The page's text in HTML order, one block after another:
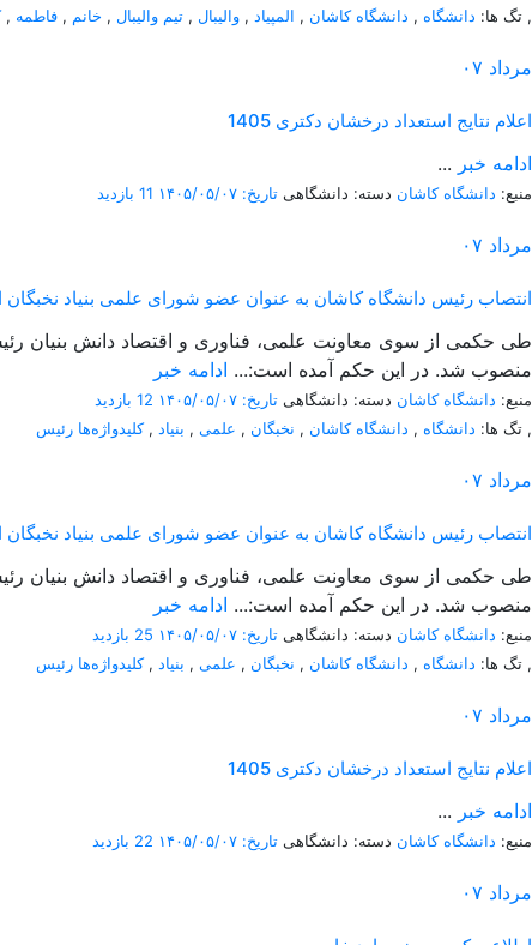
تگ ها: دانشگاه , دانشگاه کاشان , المپیاد , والیبال , تیم والیبال , خانم , فاطمه , ,
۰۷ مرداد
اعلام نتایج استعداد درخشان دکتری 1405
... ادامه خبر
منبع: دانشگاه کاشان دسته: دانشگاهی تاریخ: ۱۴۰۵/۰۵/۰۷ 11 بازدید
۰۷ مرداد
انتصاب رئیس دانشگاه کاشان به عنوان عضو شورای علمی بنیاد نخبگان
طی حکمی از سوی معاونت علمی، فناوری و اقتصاد دانش بنیان
منصوب شد. در این حکم آمده است:... ادامه خبر
منبع: دانشگاه کاشان دسته: دانشگاهی تاریخ: ۱۴۰۵/۰۵/۰۷
12 بازدید
تگ ها: دانشگاه , دانشگاه کاشان , نخبگان , علمی , بنیاد ,کلیدواژه‌ها رئیس ,
۰۷ مرداد
انتصاب رئیس دانشگاه کاشان به عنوان عضو شورای علمی بنیاد نخبگان
طی حکمی از سوی معاونت علمی، فناوری و اقتصاد دانش بنیان
منصوب شد. در این حکم آمده است:... ادامه خبر
منبع: دانشگاه کاشان دسته: دانشگاهی تاریخ: ۱۴۰۵/۰۵/۰۷
25 بازدید
تگ ها: دانشگاه , دانشگاه کاشان , نخبگان , علمی , بنیاد ,کلیدواژه‌ها رئیس ,
۰۷ مرداد
اعلام نتایج استعداد درخشان دکتری 1405
... ادامه خبر
منبع: دانشگاه کاشان دسته: دانشگاهی تاریخ: ۱۴۰۵/۰۵/۰۷ 22 بازدید
۰۷ مرداد